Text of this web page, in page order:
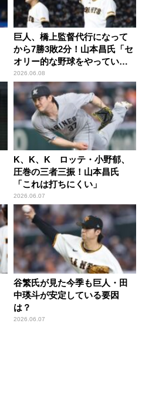
巨人、橋上監督代行になって
から7勝3敗2分！山本昌氏「セ
オリー的な野球をやってい
る」
2026.06.08
K、K、K ロッテ・小野郁、
圧巻の三者三振！山本昌氏
「これは打ちにくい」
2026.06.07
谷繁氏が見た今季も巨人・田
中瑛斗が安定している要因
は？
2026.06.07